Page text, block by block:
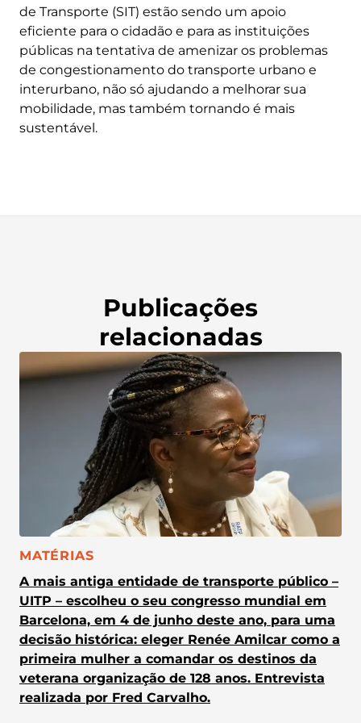
de Transporte (SIT) estão sendo um apoio
eficiente para o cidadão e para as instituições
públicas na tentativa de amenizar os problemas
de congestionamento do transporte urbano e
interurbano, não só ajudando a melhorar sua
mobilidade, mas também tornando é mais
sustentável.
Publicações
relacionadas
CATEGORIA:
MATÉRIAS
A mais antiga entidade de transporte público –
UITP – escolheu o seu congresso mundial em
Barcelona, em 4 de junho deste ano, para uma
decisão histórica: eleger Renée Amilcar como a
primeira mulher a comandar os destinos da
veterana organização de 128 anos. Entrevista
realizada por Fred Carvalho.